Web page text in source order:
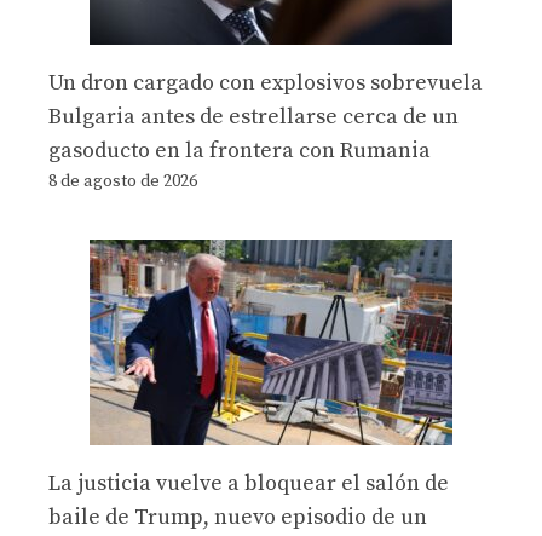
Un dron cargado con explosivos sobrevuela
Bulgaria antes de estrellarse cerca de un
gasoducto en la frontera con Rumania
8 de agosto de 2026
La justicia vuelve a bloquear el salón de
baile de Trump, nuevo episodio de un